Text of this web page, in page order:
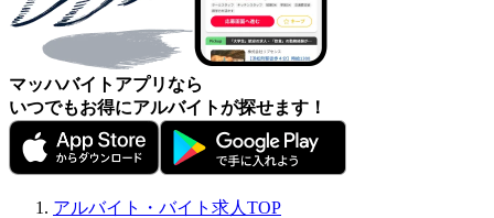
マッハバイトアプリなら
いつでもお得にアルバイトが探せます！
アルバイト・バイト求人TOP